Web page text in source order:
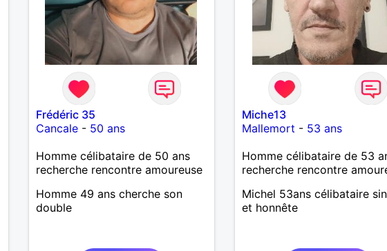
Frédéric 35
Cancale- 50 ans
Homme célibataire de 50 ans
recherche rencontre amoureuse
Homme 49 ans cherche son
double
Miche13
Mallemort - 53 ans
Homme célibataire de 53
recherche rencontre
Michel 53ans célibataire
et honnête